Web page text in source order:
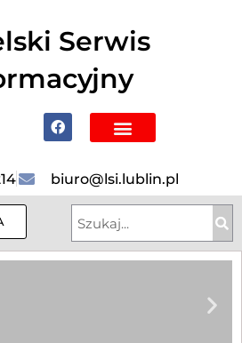
Serwis
biuro@lsi.lublin.pl